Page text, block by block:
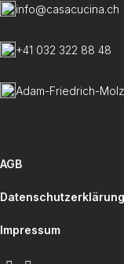
info@casacucina.ch
+41 032 322 88 48
Adam-Friedrich-
AGB
Datenschutzerklärung
Impressum